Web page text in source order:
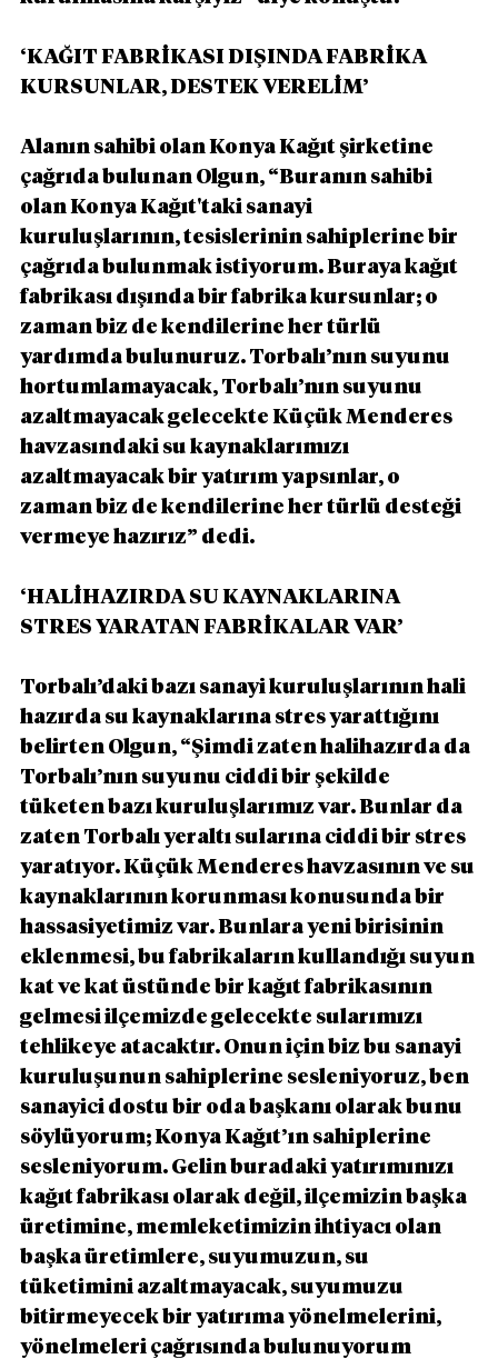
‘KAĞIT FABRİKASI DIŞINDA FABRİKA
KURSUNLAR, DESTEK VERELİM’
Alanın sahibi olan Konya Kağıt şirketine
çağrıda bulunan Olgun, “Buranın sahibi
olan Konya Kağıt'taki sanayi
kuruluşlarının, tesislerinin sahiplerine bir
çağrıda bulunmak istiyorum. Buraya kağıt
fabrikası dışında bir fabrika kursunlar; o
zaman biz de kendilerine her türlü
yardımda bulunuruz. Torbalı’nın suyunu
hortumlamayacak, Torbalı’nın suyunu
azaltmayacak gelecekte Küçük Menderes
havzasındaki su kaynaklarımızı
azaltmayacak bir yatırım yapsınlar, o
zaman biz de kendilerine her türlü desteği
vermeye hazırız” dedi.
‘HALİHAZIRDA SU KAYNAKLARINA
STRES YARATAN FABRİKALAR VAR’
Torbalı’daki bazı sanayi kuruluşlarının hali
hazırda su kaynaklarına stres yarattığını
belirten Olgun, “Şimdi zaten halihazırda da
Torbalı’nın suyunu ciddi bir şekilde
tüketen bazı kuruluşlarımız var. Bunlar da
zaten Torbalı yeraltı sularına ciddi bir stres
yaratıyor. Küçük Menderes havzasının ve su
kaynaklarının korunması konusunda bir
hassasiyetimiz var. Bunlara yeni birisinin
eklenmesi, bu fabrikaların kullandığı suyun
kat ve kat üstünde bir kağıt fabrikasının
gelmesi ilçemizde gelecekte sularımızı
tehlikeye atacaktır. Onun için biz bu sanayi
kuruluşunun sahiplerine sesleniyoruz, ben
sanayici dostu bir oda başkanı olarak bunu
söylüyorum; Konya Kağıt’ın sahiplerine
sesleniyorum. Gelin buradaki yatırımınızı
kağıt fabrikası olarak değil, ilçemizin başka
üretimine, memleketimizin ihtiyacı olan
başka üretimlere, suyumuzun, su
tüketimini azaltmayacak, suyumuzu
bitirmeyecek bir yatırıma yönelmelerini,
yönelmeleri çağrısında bulunuyorum